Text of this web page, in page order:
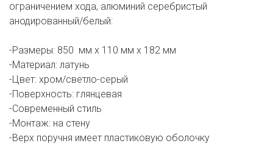
ограничением хода, алюминий серебристый
анодированный/белый:
-Размеры: 850 мм x 110 мм x 182 мм
-Материал: латунь
-Цвет: хром/светло-серый
-Поверхность: глянцевая
-Современный стиль
-Монтаж: на стену
-Верх поручня имеет пластиковую оболочку